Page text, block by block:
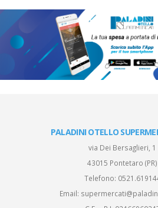
PALADINI OTELLO
via Dei Bersaglieri, 1
43015 Pontetaro (PR)
Telefono:
Email: